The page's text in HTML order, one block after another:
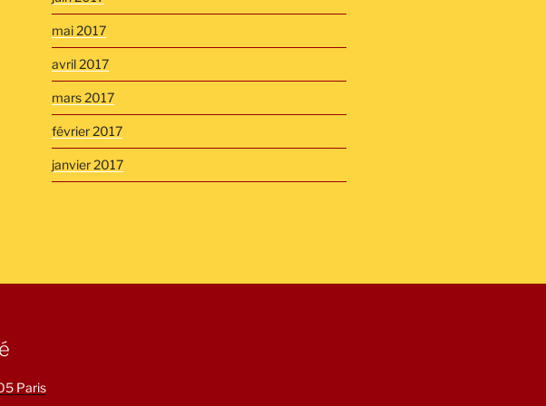
mai 2017
avril 2017
mars 2017
février 2017
janvier 2017
Paris